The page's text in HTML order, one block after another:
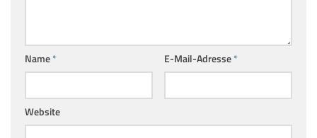
Name* E-Mail-Adresse*
Website